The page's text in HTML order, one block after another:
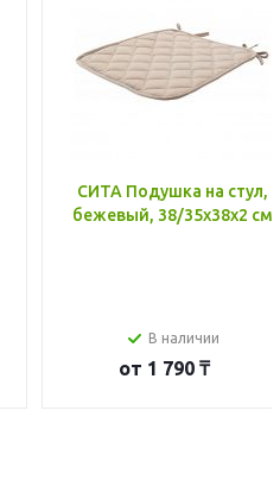
СИТА Подушка на стул,
бежевый, 38/35x38x2 см
В наличии
от 1 790 ₸